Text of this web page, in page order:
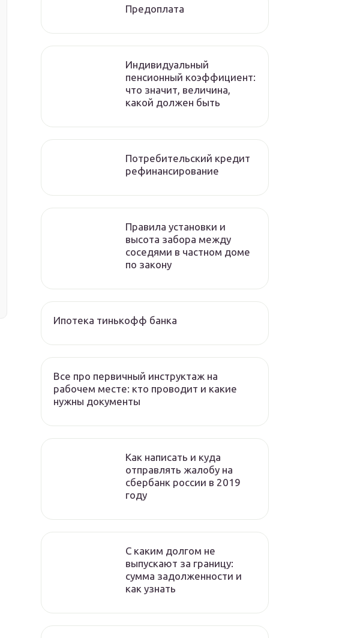
Предоплата
Индивидуальный
пенсионный коэффициент:
что значит, величина,
какой должен быть
Потребительский кредит
рефинансирование
Правила установки и
высота забора между
соседями в частном доме
по закону
Ипотека тинькофф банка
Все про первичный инструктаж на
рабочем месте: кто проводит и какие
нужны документы
Как написать и куда
отправлять жалобу на
сбербанк россии в 2019
году
C каким долгом не
выпускают за границу:
сумма задолженности и
как узнать